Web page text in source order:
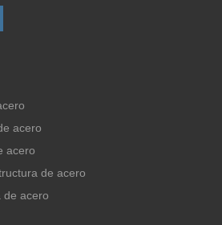
acero
acero
de acero
de acero